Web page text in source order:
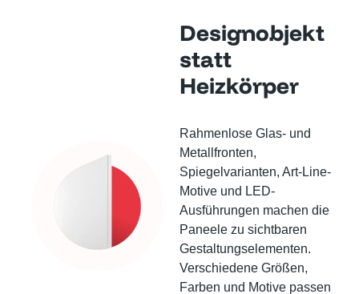
Designobjekt
statt
Heizkörper
Rahmenlose Glas- und
Metallfronten,
Spiegelvarianten, Art-Line-
Motive und LED-
Ausführungen machen die
Paneele zu sichtbaren
Gestaltungselementen.
Verschiedene Größen,
Farben und Motive passen